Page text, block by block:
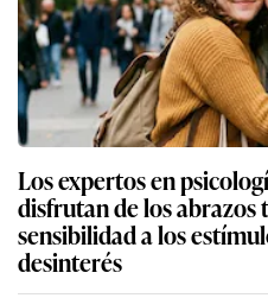
Los expertos en
disfrutan de los abrazos
sensibilidad a los
desinterés